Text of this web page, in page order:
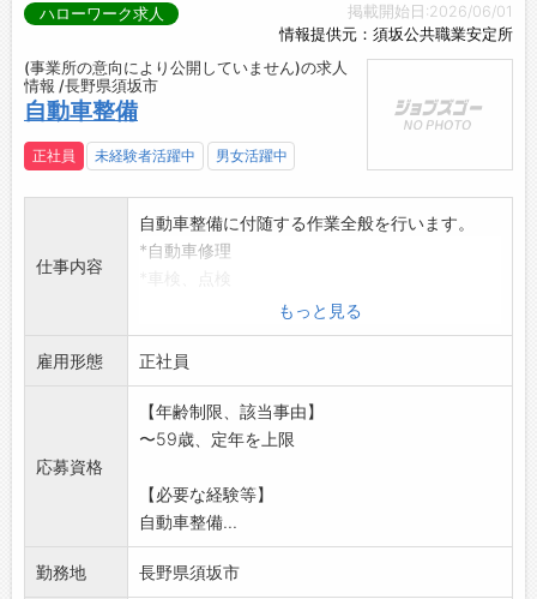
掲載開始日:2026/06/01
情報提供元：須坂公共職業安定所
ハローワーク求人
(事業所の意向により公開していません)の求人
情報 /長野県須坂市
自動車整備
正社員 未経験者活躍中 男女活躍中
仕事内容
自動車整備に付随する作業全般を行います。
*自動車修理
*オイル交換、タイヤ交換
*ナビ等の取り付け
*洗車等
※真面目にやる気を持って作業を行える方を希
望します。
※家庭的な雰囲気で楽しく作業ができます。
もっと見る
雇用形態 正社員
応募資格
【年齢制限、該当事由】
〜59歳、定年を上限
【必要な経験等】
自動車整備...
勤務地 長野県須坂市